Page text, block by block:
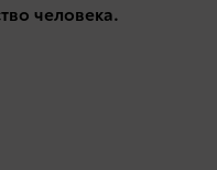
человека.